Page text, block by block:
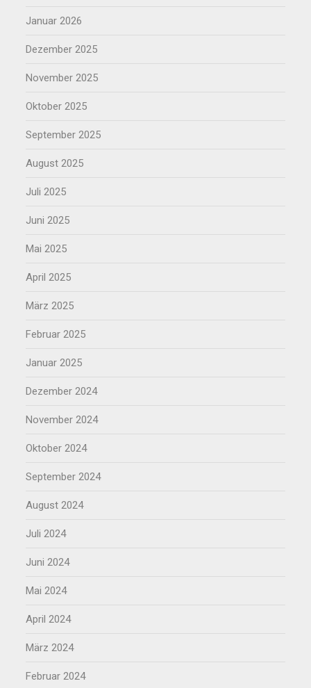
Januar 2026
Dezember 2025
November 2025
Oktober 2025
September 2025
August 2025
Juli 2025
Juni 2025
Mai 2025
April 2025
März 2025
Februar 2025
Januar 2025
Dezember 2024
November 2024
Oktober 2024
September 2024
August 2024
Juli 2024
Juni 2024
Mai 2024
April 2024
März 2024
Februar 2024